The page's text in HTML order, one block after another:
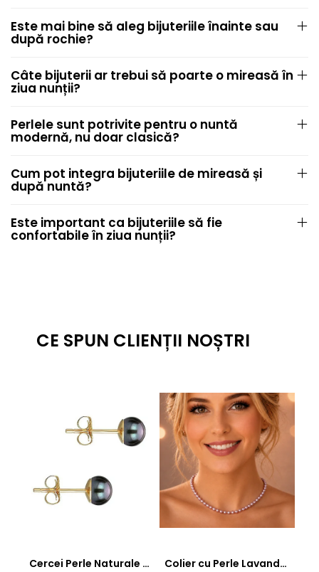
Este mai bine să aleg bijuteriile înainte sau
după rochie?
Câte bijuterii ar trebui să poarte o mireasă în
ziua nunții?
Perlele sunt potrivite pentru o nuntă
modernă, nu doar clasică?
Cum pot integra bijuteriile de mireasă și
după nuntă?
Este important ca bijuteriile să fie
confortabile în ziua nunții?
CE SPUN CLIENȚII NOȘTRI
Cercei Perle Naturale Negre 5-6 mm, Buton AAA, Aur 14K (aur 585), Tip Șurub | KASKADDA® Colier cu Perle Lavanda la Baza Gatului, de 4-5 mm, Perle Rare, Calitate AAA+, Aur 14K | KASKADDA®